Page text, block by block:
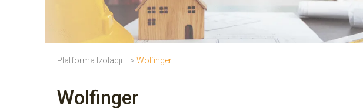
Platforma Izolacji > Wolfinger
Wolfinger